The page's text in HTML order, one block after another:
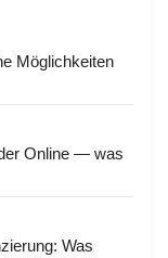
Möglichkeiten
Online — was
Was